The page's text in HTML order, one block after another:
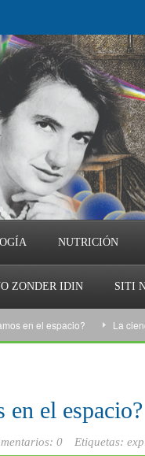
NUTRICIÓN
ZONDER IDIN SITI
el espacio? La ciencia
el espacio?
0 Etiquetas: